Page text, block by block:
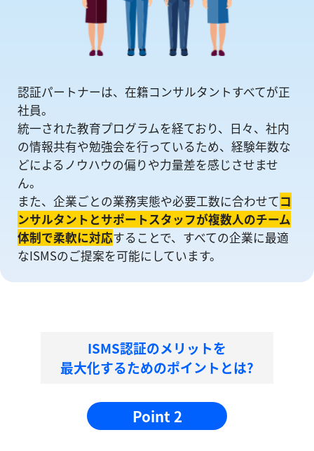
認証パートナーは、在籍コンサルタントすべてが正
社員。
統一された教育プログラムを経ており、日々、社内
の情報共有や勉強会を⾏っているため、経験年数な
どによるノウハウの偏りや⼒量差を感じさせませ
ん。
また、企業ごとの業務実態や必要工数に合わせてコ
ンサルタントとサポートスタッフが複数人のチーム
体制で柔軟に対応することで、すべての企業に最適
なISMSのご提案を可能にしています。
ISMS認証のメリットを
最大化するためのポイントとは?
Point 2